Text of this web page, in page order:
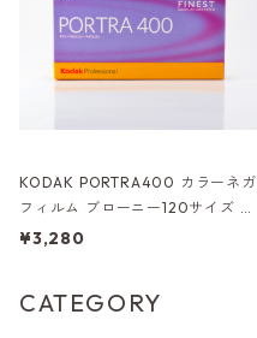
KODAK PORTRA400 カラーネガ
フィルム ブローニー120サイズ バ
ラ売り コダック（K018）
¥3,280
CATEGORY